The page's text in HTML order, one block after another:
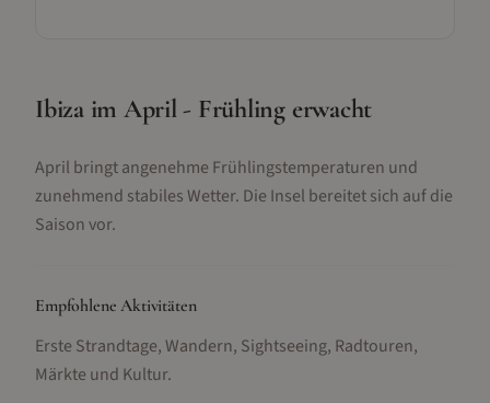
Ibiza im April - Frühling erwacht
April bringt angenehme Frühlingstemperaturen und
zunehmend stabiles Wetter. Die Insel bereitet sich auf die
Saison vor.
Empfohlene Aktivitäten
Erste Strandtage, Wandern, Sightseeing, Radtouren,
Märkte und Kultur.